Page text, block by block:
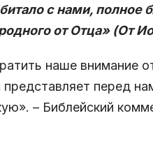
с нами, полное
от Отца» (От
наше внимание
перед
– Библейский